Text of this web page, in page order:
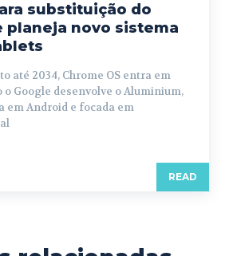
substituição do
planeja novo sistema
até 2034, Chrome OS entra em
Google desenvolve o Aluminium,
em Android e focada em
READ